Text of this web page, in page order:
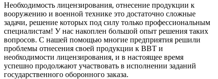
Необходимость лицензирования, отнесение продукции к
вооружению и военной технике это достаточно сложные
задачи, решение которых под силу только профессиональным
специалистам! У нас накоплен большой опыт решения таких
вопросов. С нашей помощью многие предприятия решили
проблемы отнесения своей продукции к ВВТ и
необходимости лицензирования, и в настоящее время
успешно продолжают участвовать в исполнении заданий
государственного оборонного заказа.